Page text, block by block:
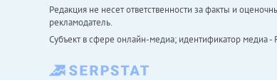
Редакция не несет ответственности за факты и
рекламодатель.
Субъект в сфере онлайн-медиа; идентификатор медиа -